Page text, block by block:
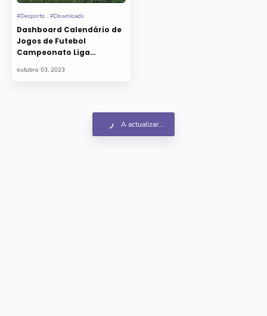
Dashboard Calendário de
Jogos de Futebol
Campeonato Liga
A actualizar...